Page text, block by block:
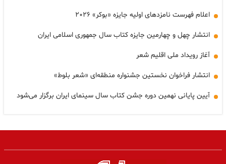
اعلام فهرست نامزدهای اولیه جایزه «بوکر» ۲۰۲۶
انتشار چهل و چهارمین جایزه کتاب سال جمهوری اسلامی ایران
آغاز رویداد ملی اقلیم شعر
انتشار فراخوان نخستین جشنواره منطقه‌ای «شعر بلوط»
آیین پایانی نهمین دوره جشن کتاب سال سینمای ایران برگزار می‌شود